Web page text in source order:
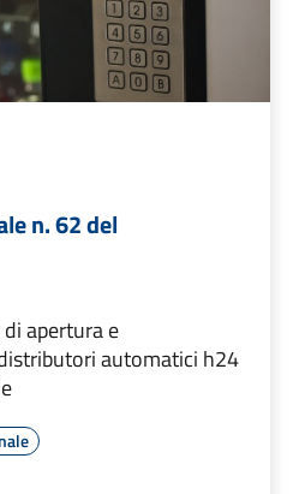
n. 62 del
apertura e
automatici h24